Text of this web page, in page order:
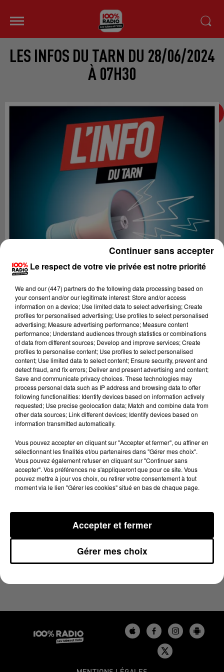
LES INFOS DU TARN DU 28/06/2024
À 07H30
Lecture (4 min 11 sec)
100%
28 juin 2024 - 4 min 11 sec
LES INFOS DU TARN DU 28/06/2024 À 07H30
Le respect de votre vie privée est notre priorité
We and our (447) partnersdo the following data processing based on
your consent and/or our legitimate interest: Store and/or access
information on a device; Use limited data to select advertising; Create
profiles for personalised advertising; Use profiles to select personalised
advertising; Measure advertising performance; Measure content
performance; Understand audiences through statistics or combinations
of data from different sources; Develop and improve services; Create
profiles to personalise content; Use profiles to select personalised
content; Use limited data to select content; Ensure security, prevent and
detect fraud, and fix errors; Deliver and present advertising and content;
Save and communicate privacy choices. These technologies may
process personal data such as IP address and browsing data to offer
following functionalities: Identify devices based on information actively
requested; Use precise geolocation data; Match and combine data from
other data sources; Link different devices; Identify devices based on
information transmitted automatically.
Vous pouvez accepter en cliquant sur "Accepter et fermer", ou affiner en
sélectionnant les finalités et/ou partenaires dans "Gérer mes choix".
Vous pouvez également refuser en cliquant sur "Continuer sans
accepter". Vos préférences ne s'appliqueront que pour ce site. Vous
pouvez mettre à jour vos choix, ou retirer votre consentement à tout
moment via le lien "Gérer les cookies" situé en bas de chaque page.
Gérer mes choix
Accepter et fermer
Continuer sans accepter